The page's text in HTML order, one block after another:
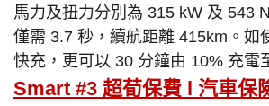
馬力及扭力分別為 315 kW 及 543
僅需 3.7 秒，續航距離 415km。如
快充，更可以 30 分鐘由 10% 充電
Smart #3 超荀保費 l 汽車保